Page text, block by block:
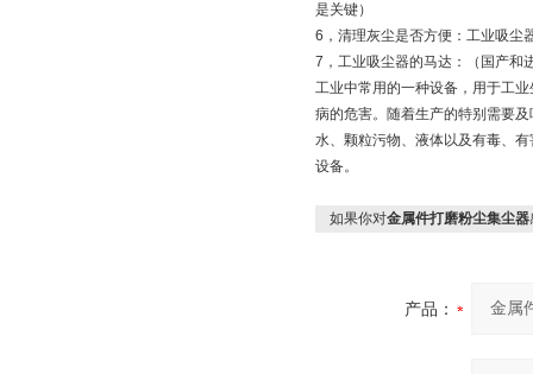
是关键）
6，清理灰尘是否方便：工业吸尘
7，工业吸尘器的马达：（国产和
工业中常用的一种设备，用于工
病的危害。随着生产的特别需要
水、颗粒污物、液体以及有毒、
设备。
如果你对金属件打磨粉尘集尘器
产品：